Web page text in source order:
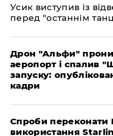
​Усик виступив із
перед "останнім
​Дрон "Альфи"
аеропорт і спалив
запуску:
кадри
​Спроби переконати
використання